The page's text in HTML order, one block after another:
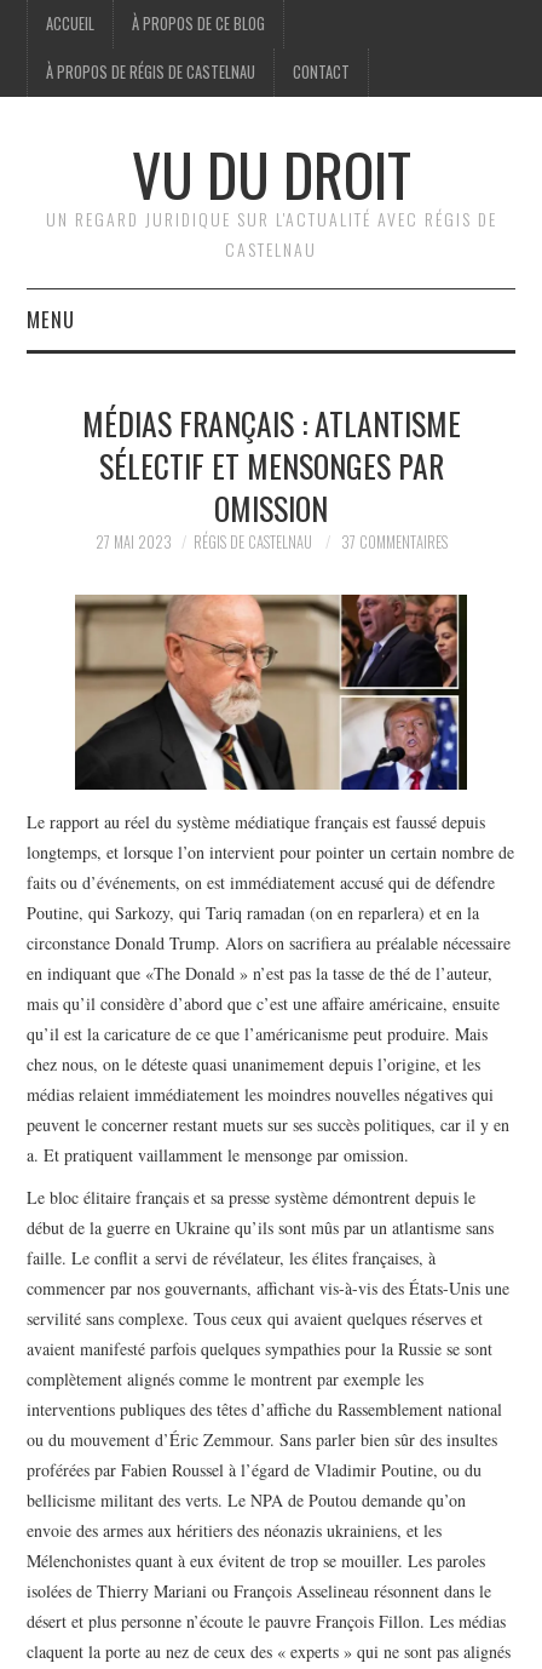
ACCUEIL À PROPOS DE CE BLOG
À PROPOS DE RÉGIS DE CASTELNAU CONTACT
VU DU DROIT
UN REGARD JURIDIQUE SUR L'ACTUALITÉ AVEC RÉGIS DE
CASTELNAU
MENU
BRÈVES
HISTOIRE
CULTURE
SPORT
MÉDIAS FRANÇAIS : ATLANTISME
SÉLECTIF ET MENSONGES PAR
OMISSION
27 MAI 2023 RÉGIS DE CASTELNAU 37 COMMENTAIRES
Le rapport au réel du système médiatique français est faussé depuis
longtemps, et lorsque l’on intervient pour pointer un certain nombre de
faits ou d’événements, on est immédiatement accusé qui de défendre
Poutine, qui Sarkozy, qui Tariq ramadan (on en reparlera) et en la
circonstance Donald Trump. Alors on sacrifiera au préalable nécessaire
en indiquant que «The Donald » n’est pas la tasse de thé de l’auteur,
mais qu’il considère d’abord que c’est une affaire américaine, ensuite
qu’il est la caricature de ce que l’américanisme peut produire. Mais
chez nous, on le déteste quasi unanimement depuis l’origine, et les
médias relaient immédiatement les moindres nouvelles négatives qui
peuvent le concerner restant muets sur ses succès politiques, car il y en
a. Et pratiquent vaillamment le mensonge par omission.
Le bloc élitaire français et sa presse système démontrent depuis le
début de la guerre en Ukraine qu’ils sont mûs par un atlantisme sans
faille. Le conflit a servi de révélateur, les élites françaises, à
commencer par nos gouvernants, affichant vis-à-vis des États-Unis une
servilité sans complexe. Tous ceux qui avaient quelques réserves et
avaient manifesté parfois quelques sympathies pour la Russie se sont
complètement alignés comme le montrent par exemple les
interventions publiques des têtes d’affiche du Rassemblement national
ou du mouvement d’Éric Zemmour. Sans parler bien sûr des insultes
proférées par Fabien Roussel à l’égard de Vladimir Poutine, ou du
bellicisme militant des verts. Le NPA de Poutou demande qu’on
envoie des armes aux héritiers des néonazis ukrainiens, et les
Mélenchonistes quant à eux évitent de trop se mouiller. Les paroles
isolées de Thierry Mariani ou François Asselineau résonnent dans le
désert et plus personne n’écoute le pauvre François Fillon. Les médias
claquent la porte au nez de ceux des « experts » qui ne sont pas alignés